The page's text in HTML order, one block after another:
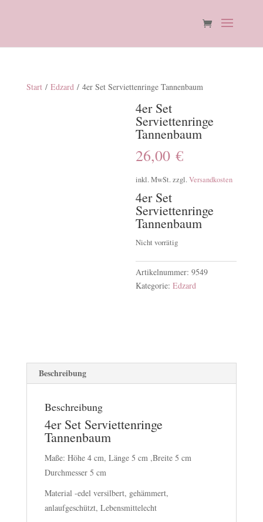
Start/ Edzard/ 4er Set Serviettenringe Tannenbaum
4er Set
Serviettenringe
Tannenbaum
26,00€
inkl. MwSt. zzgl.Versandkosten
4er Set
Serviettenringe
Tannenbaum
Nicht vorrätig
Artikelnummer:9549
Kategorie:Edzard
Beschreibung
Beschreibung
4er Set Serviettenringe
Tannenbaum
Maße: Höhe 4 cm, Länge 5 cm ,Breite 5 cm
Durchmesser 5 cm
Material -edel versilbert, gehämmert,
anlaufgeschützt, Lebensmittelecht